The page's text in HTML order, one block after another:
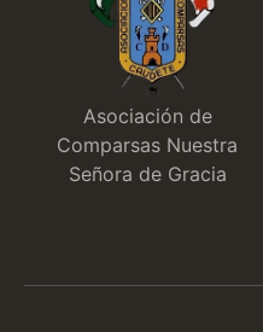
Asociación de
Comparsas Nuestra
Señora de Gracia